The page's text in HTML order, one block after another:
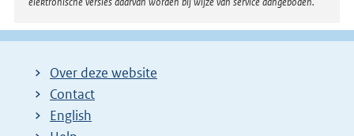
Over deze website
Contact
English